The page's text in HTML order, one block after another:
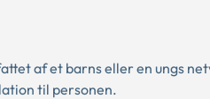
af et barns eller en ungs
til personen.